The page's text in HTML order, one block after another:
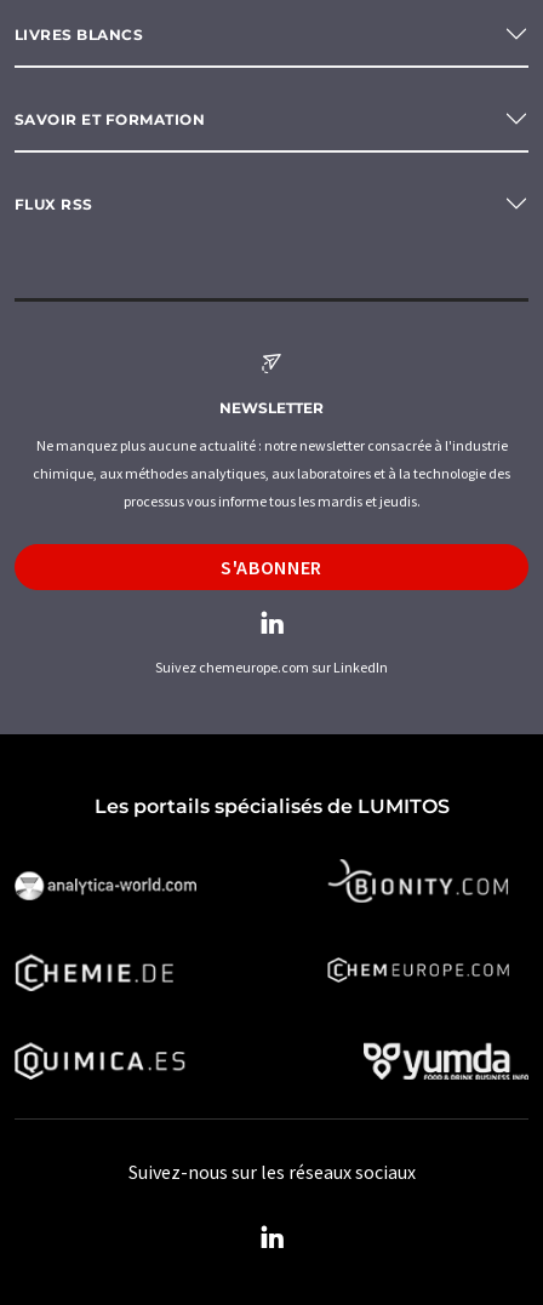
LIVRES BLANCS
SAVOIR ET FORMATION
FLUX RSS
NEWSLETTER
Ne manquez plus aucune actualité : notre newsletter consacrée à l'industrie
chimique, aux méthodes analytiques, aux laboratoires et à la technologie des
processus vous informe tous les mardis et jeudis.
S'ABONNER
Suivez chemeurope.com sur LinkedIn
Les portails spécialisés de LUMITOS
Suivez-nous sur les réseaux sociaux